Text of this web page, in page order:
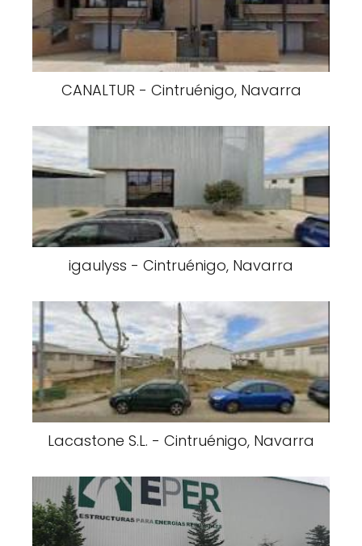
CANALTUR - Cintruénigo, Navarra
igaulyss - Cintruénigo, Navarra
Lacastone S.L. - Cintruénigo, Navarra